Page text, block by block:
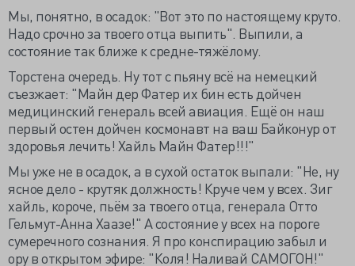
Мы, понятно, в осадок: "Вот это по настоящему круто.
Надо срочно за твоего отца выпить". Выпили, а
состояние так ближе к средне-тяжёлому.
Торстена очередь. Ну тот с пьяну всё на немецкий
съезжает: "Майн дер Фатер их бин есть дойчен
медицинский генераль всей авиация. Ещё он наш
первый остен дойчен космонавт на ваш Байконур от
здоровья лечить! Хайль Майн Фатер!!!"
Мы уже не в осадок, а в сухой остаток выпали: "Не, ну
ясное дело - крутяк должность! Круче чем у всех. Зиг
хайль, короче, пьём за твоего отца, генерала Отто
Гельмут-Анна Хаазе!" А состояние у всех на пороге
сумеречного сознания. Я про конспирацию забыл и
ору в открытом эфире: "Коля! Наливай САМОГОН!"